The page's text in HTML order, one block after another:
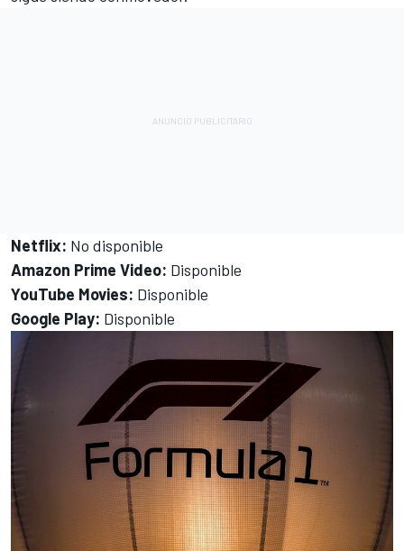
Netflix: No disponible
Amazon Prime Video: Disponible
YouTube Movies: Disponible
Google Play: Disponible